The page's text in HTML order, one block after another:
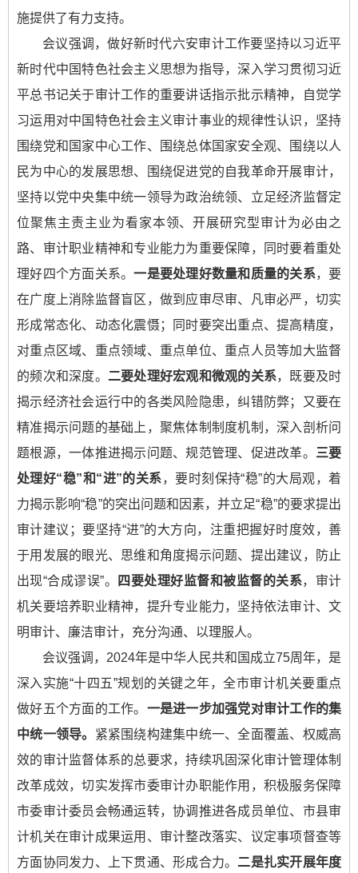
施提供了有力支持。
会议强调，做好新时代六安审计工作要坚持以习近平
新时代中国特色社会主义思想为指导，深入学习贯彻习近
平总书记关于审计工作的重要讲话指示批示精神，自觉学
习运用对中国特色社会主义审计事业的规律性认识，坚持
围绕党和国家中心工作、围绕总体国家安全观、围绕以人
民为中心的发展思想、围绕促进党的自我革命开展审计，
坚持以党中央集中统一领导为政治统领、立足经济监督定
位聚焦主责主业为看家本领、开展研究型审计为必由之
路、审计职业精神和专业能力为重要保障，同时要着重处
理好四个方面关系。一是要处理好数量和质量的关系，要
在广度上消除监督盲区，做到应审尽审、凡审必严，切实
形成常态化、动态化震慑；同时要突出重点、提高精度，
对重点区域、重点领域、重点单位、重点人员等加大监督
的频次和深度。 二要处理好宏观和微观的关系，既要及时
揭示经济社会运行中的各类风险隐患，纠错防弊；又要在
精准揭示问题的基础上，聚焦体制制度机制，深入剖析问
题根源，一体推进揭示问题、规范管理、促进改革。 三要
处理好“稳”和“进”的关系，要时刻保持“稳”的大局观，着
力揭示影响“稳”的突出问题和因素，并立足“稳”的要求提出
审计建议；要坚持“进”的大方向，注重把握好时度效，善
于用发展的眼光、思维和角度揭示问题、提出建议，防止
出现“合成谬误”。
四要处理好监督和被监督的关系，审计
机关要培养职业精神，提升专业能力，坚持依法审计、文
明审计、廉洁审计，充分沟通、以理服人。
会议强调，2024年是中华人民共和国成立75周年，是
深入实施“十四五”规划的关键之年，全市审计机关要重点
做好五个方面的工作。 一是进一步加强党对审计工作的集
中统一领导。 紧紧围绕构建集中统一、全面覆盖、权威高
效的审计监督体系的总要求，持续巩固深化审计管理体制
改革成效，切实发挥市委审计办职能作用，积极服务保障
市委审计委员会畅通运转，协调推进各成员单位、市县审
计机关在审计成果运用、审计整改落实、议定事项督查等
方面协同发力、上下贯通、形成合力。 二是扎实开展年度